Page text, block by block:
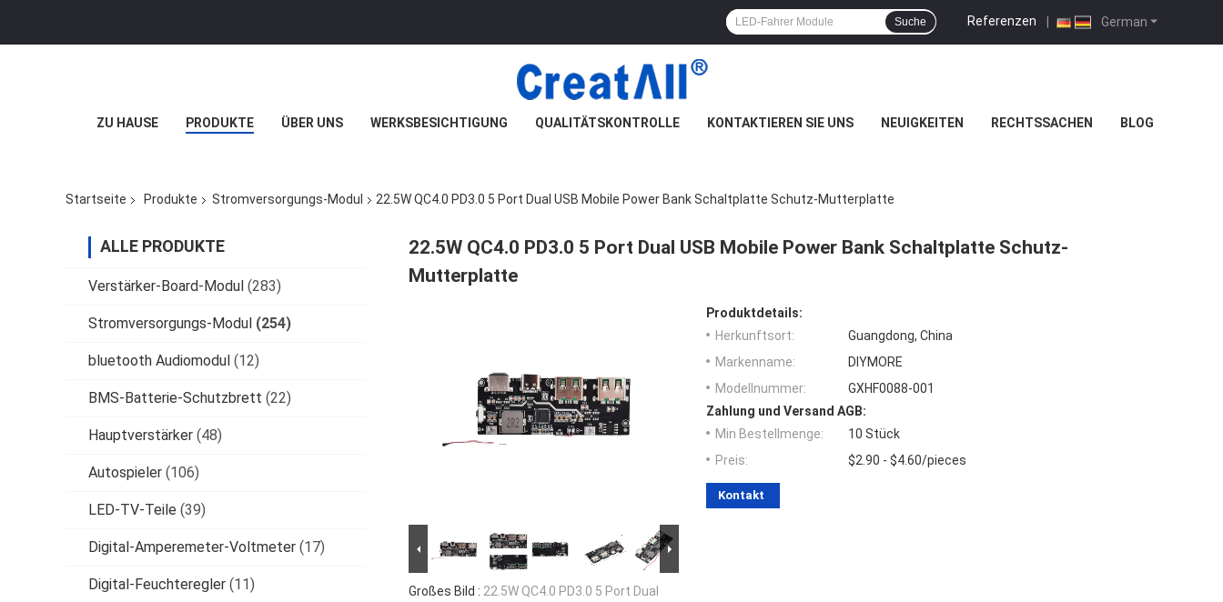
German
Referenzen |
Suche
ZU HAUSE PRODUKTE ÜBER UNS WERKSBESICHTIGUNG QUALITÄTSKONTROLLE KONTAKTIEREN SIE UNS NEUIGKEITEN RECHTSSACHEN BLOG
Startseite Produkte Stromversorgungs-Modul 22.5W QC4.0 PD3.0 5 Port Dual USB Mobile Power Bank Schaltplatte Schutz-Mutterplatte
ALLE PRODUKTE
Verstärker-Board-Modul (283)
Stromversorgungs-Modul (254)
bluetooth Audiomodul (12)
BMS-Batterie-Schutzbrett (22)
Hauptverstärker (48)
Autospieler (106)
LED-TV-Teile (39)
Digital-Amperemeter-Voltmeter (17)
Digital-Feuchteregler (11)
22.5W QC4.0 PD3.0 5 Port Dual USB Mobile Power Bank Schaltplatte Schutz-
Mutterplatte
Großes Bild : 22.5W QC4.0 PD3.0 5 Port Dual
Produktdetails:
Herkunftsort:
Guangdong, China
Markenname:
DIYMORE
Modellnummer:
GXHF0088-001
Zahlung und Versand AGB:
Min Bestellmenge:
10 Stück
Preis:
$2.90 - $4.60/pieces
Kontakt